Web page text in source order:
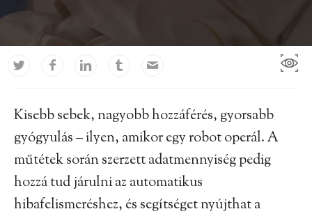
Kisebb sebek, nagyobb hozzáférés, gyorsabb
gyógyulás – ilyen, amikor egy robot operál. A
műtétek során szerzett adatmennyiség pedig
hozzá tud járulni az automatikus
hibafelismeréshez, és segítséget nyújthat a